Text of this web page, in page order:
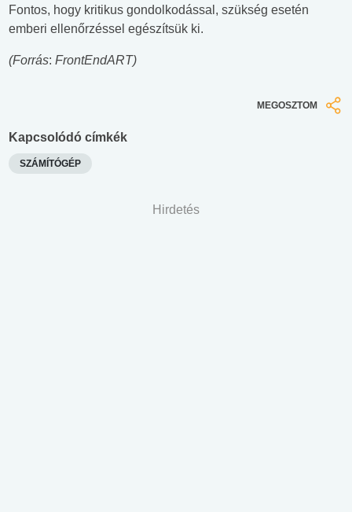
Fontos, hogy kritikus gondolkodással, szükség esetén
emberi ellenőrzéssel egészítsük ki.
(Forrás: FrontEndART)
MEGOSZTOM
Kapcsolódó címkék
SZÁMÍTÓGÉP
Hirdetés